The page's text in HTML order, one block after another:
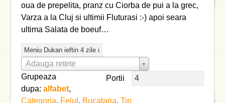
oua de prepelita, pranz cu Ciorba de pui a la grec,
Varza a la Cluj si ultimii Fluturasi :-) apoi seara
ultima Salata de boeuf…
Adauga retete
Portii
Grupeaza
dupa:alfabet,
Categoria, Felul , Bucataria,Tip